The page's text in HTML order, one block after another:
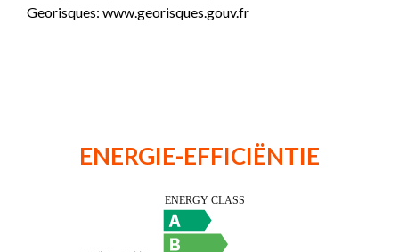
Georisques: www.georisques.gouv.fr
ENERGIE-EFFICIËNTIE